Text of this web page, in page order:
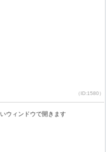
（ID:1580）
ウィンドウで開きます